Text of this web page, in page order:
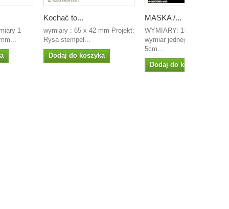
1
Kochać to...
wymiary : 65 x 42 mm Projekt:
Rysa stempel...
Dodaj do koszyka
MASKA /...
WYMIARY: 15 X 14CM
wymiar jednego skrzydła
5cm...
Dodaj do koszyka